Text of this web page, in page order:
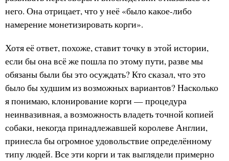
него. Она отрицает, что у неё «было какое-либо
намерение монетизировать корги».
Хотя её ответ, похоже, ставит точку в этой истории,
если бы она всё же пошла по этому пути, разве мы
обязаны были бы это осуждать? Кто сказал, что это
было бы худшим из возможных вариантов? Насколько
я понимаю, клонирование корги — процедура
неинвазивная, а возможность владеть точной копией
собаки, некогда принадлежавшей королеве Англии,
принесла бы огромное удовольствие определённому
типу людей. Все эти корги и так выглядели примерно